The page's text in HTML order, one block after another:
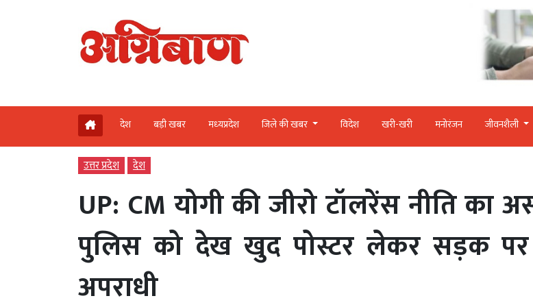
देश बड़ी खबर मध्‍यप्रदेश जिले की खबर विदेश खरी-खरी मनोरंजन जीवनशैली
उत्तर प्रदेश देश
UP: CM योगी की जीरो टॉलरेंस नीति का
पुलिस को देख खुद पोस्टर लेकर सड़क
अपराधी